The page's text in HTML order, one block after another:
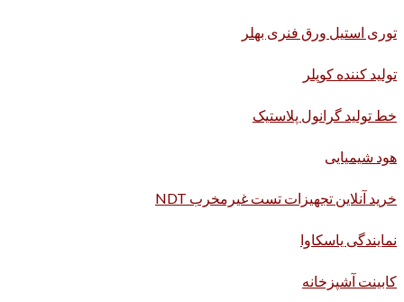
توری استیل ورق فنری بهلر
تولید کننده کوپلر
خط تولید گرانول پلاستیک
هود شیمیایی
خرید آنلاین تجهیزات تست غیرمخرب NDT
نمایندگی یاسکاوا
کابینت آشپزخانه